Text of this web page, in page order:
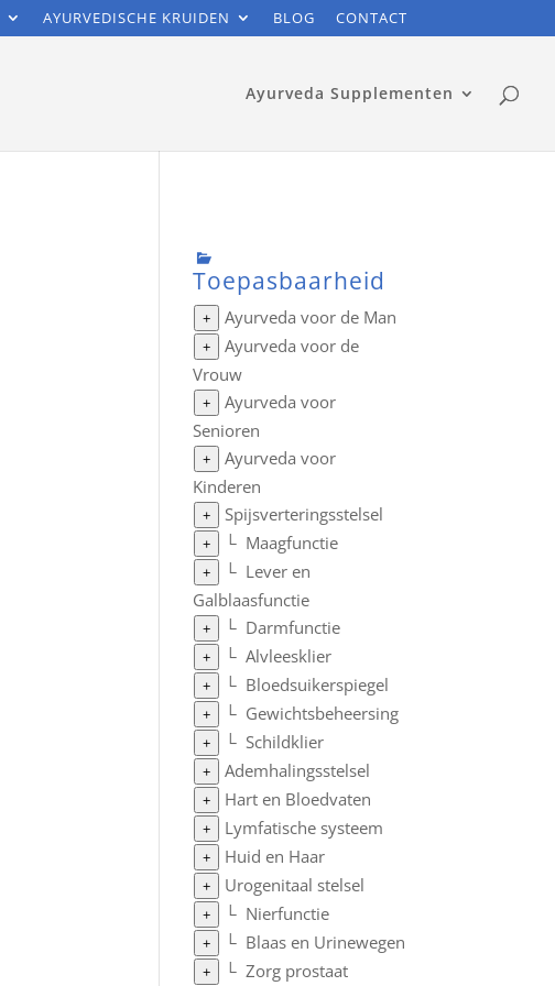
AYURVEDISCHE KRUIDEN BLOG CONTACT
Ayurveda Supplementen
Toepasbaarheid
+ Ayurveda voor de Man
+
Ayurveda voor de
Vrouw
+
Ayurveda voor
Senioren
+
Ayurveda voor
Kinderen
+ Spijsverteringsstelsel
+ └ Maagfunctie
+ └ Lever en
Galblaasfunctie
+ └ Darmfunctie
+ └Alvleesklier
+ └ Bloedsuikerspiegel
+ └ Gewichtsbeheersing
+ └Schildklier
+ Ademhalingsstelsel
+ Hart en Bloedvaten
+ Lymfatische systeem
+ Huid en Haar
+ Urogenitaal stelsel
+ └ Nierfunctie
+ └ Blaas en Urinewegen
+ └Zorg prostaat